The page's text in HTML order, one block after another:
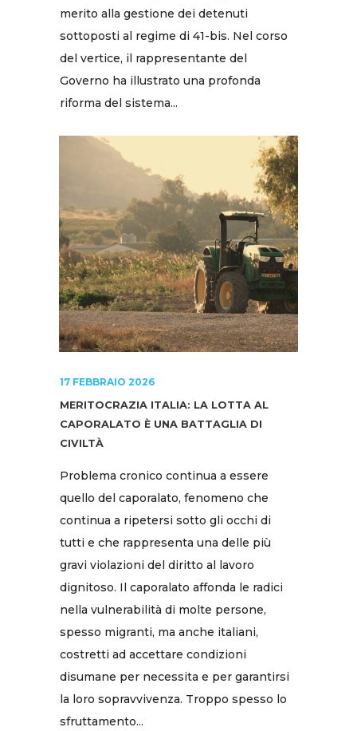
merito alla gestione dei detenuti
sottoposti al regime di 41-bis. Nel corso
del vertice, il rappresentante del
Governo ha illustrato una profonda
riforma del sistema...
17 FEBBRAIO 2026
MERITOCRAZIA ITALIA: LA LOTTA AL
CAPORALATO È UNA BATTAGLIA DI
CIVILTÀ
Problema cronico continua a essere​
quello del caporalato, fenomeno che
continua a ripetersi sotto gli occhi di
tutti e che rappresenta una delle più
gravi violazioni del diritto al lavoro
dignitoso. Il caporalato affonda le radici
nella vulnerabilità di molte persone,
spesso migranti, ma anche italiani,
costretti ad accettare condizioni
disumane per necessita e per garantirsi
la loro sopravvivenza. Troppo spesso lo
sfruttamento...